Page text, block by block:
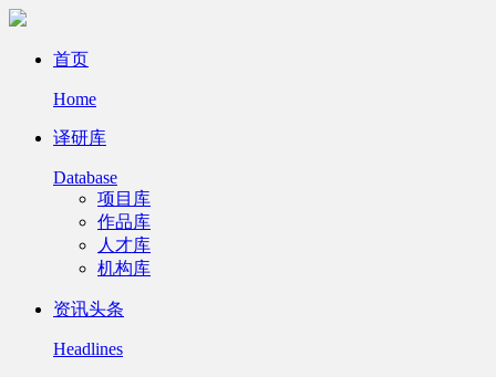
首页
Home
译研库
Database
项目库
作品库
人才库
机构库
资讯头条
Headlines